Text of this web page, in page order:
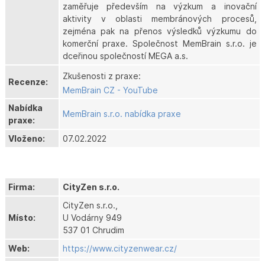
zaměřuje především na výzkum a inovační
aktivity v oblasti membránových procesů,
zejména pak na přenos výsledků výzkumu do
komerční praxe. Společnost MemBrain s.r.o. je
dceřinou společností MEGA a.s.
Recenze:
Zkušenosti z praxe:
MemBrain CZ - YouTube
Nabídka
praxe:
MemBrain s.r.o. nabídka praxe
Vloženo: 07.02.2022
Firma: CityZen s.r.o.
Místo:
CityZen s.r.o.,
U Vodárny 949
537 01 Chrudim
Web:
https://www.cityzenwear.cz/